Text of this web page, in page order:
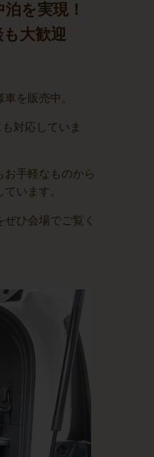
を実現！
大歓迎
を販売中。
対応していま
手軽なものから
います。
ひ会場でご覧く